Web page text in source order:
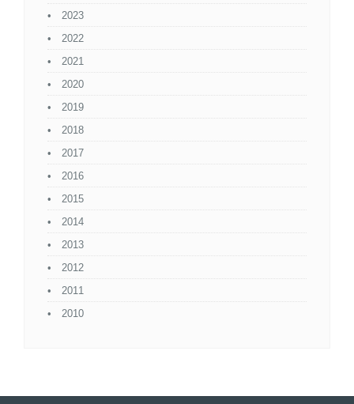
2023
2022
2021
2020
2019
2018
2017
2016
2015
2014
2013
2012
2011
2010